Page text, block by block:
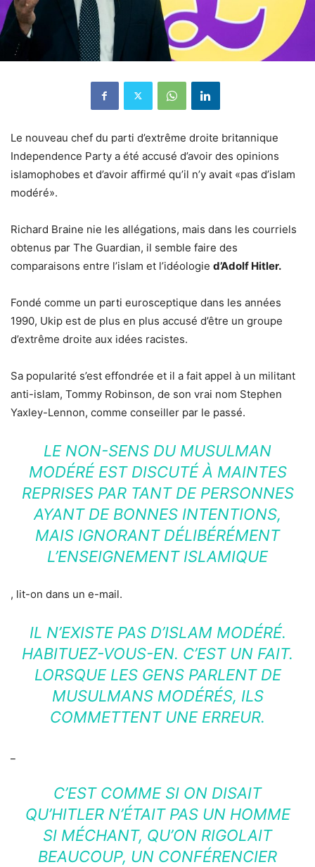
Le nouveau chef du parti d’extrême droite britannique
Independence Party a été accusé d’avoir des opinions
islamophobes et d’avoir affirmé qu’il n’y avait «pas d’islam
modéré».
Richard Braine nie les allégations, mais dans les courriels
obtenus par The Guardian, il semble faire des
comparaisons entre l’islam et l’idéologie d’Adolf Hitler.
Fondé comme un parti eurosceptique dans les années
1990, Ukip est de plus en plus accusé d’être un groupe
d’extrême droite aux idées racistes.
Sa popularité s’est effondrée et il a fait appel à un militant
anti-islam, Tommy Robinson, de son vrai nom Stephen
Yaxley-Lennon, comme conseiller par le passé.
LE NON-SENS DU MUSULMAN
MODÉRÉ EST DISCUTÉ À MAINTES
REPRISES PAR TANT DE PERSONNES
AYANT DE BONNES INTENTIONS,
MAIS IGNORANT DÉLIBÉRÉMENT
L’ENSEIGNEMENT ISLAMIQUE
, lit-on dans un e-mail.
IL N’EXISTE PAS D’ISLAM MODÉRÉ.
HABITUEZ-VOUS-EN. C’EST UN FAIT.
LORSQUE LES GENS PARLENT DE
MUSULMANS MODÉRÉS, ILS
COMMETTENT UNE ERREUR.
C’EST COMME SI ON DISAIT
QU’HITLER N’ÉTAIT PAS UN HOMME
SI MÉCHANT, QU’ON RIGOLAIT
BEAUCOUP, UN CONFÉRENCIER